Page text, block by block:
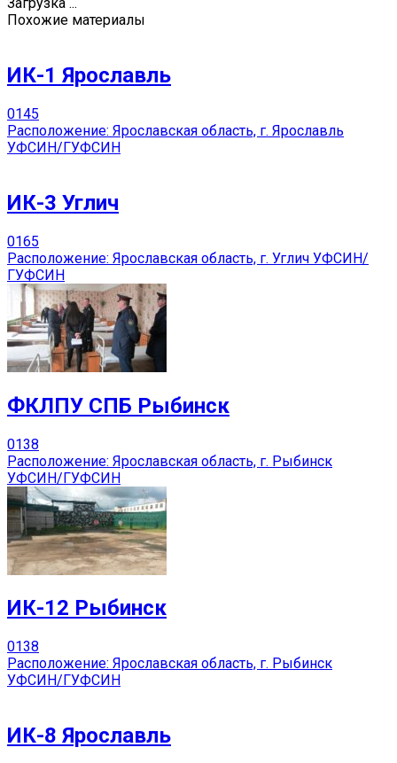
Похожие материалы
ИК-1 Ярославль
0145
Расположение: Ярославская область, г. Ярославль
УФСИН/ГУФСИН
ИК-3 Углич
0165
Расположение: Ярославская область, г. Углич УФСИН/
ГУФСИН
ФКЛПУ СПБ Рыбинск
0138
Расположение: Ярославская область, г. Рыбинск
УФСИН/ГУФСИН
ИК-12 Рыбинск
0138
Расположение: Ярославская область, г. Рыбинск
УФСИН/ГУФСИН
ИК-8 Ярославль